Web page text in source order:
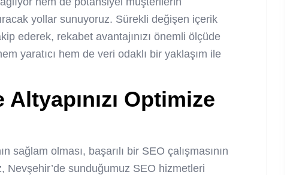
yollar sunuyoruz. Sürekli değişen içerik
ederek, rekabet avantajınızı önemli ölçüde
yaratıcı hem de veri odaklı bir yaklaşım ile
Optimize
sağlam olması, başarılı bir SEO çalışmasının
Nevşehir’de sunduğumuz SEO hizmetleri